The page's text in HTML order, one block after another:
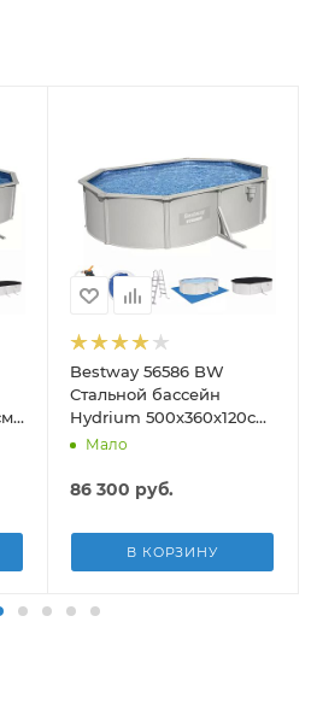
Bestway 56586 BW
Стальной бассейн
Hydrium 500х360х120см,
16296л, песч.фил.-нас
подст, попл.-доз
Мало
86 300 руб.
В КОРЗИНУ